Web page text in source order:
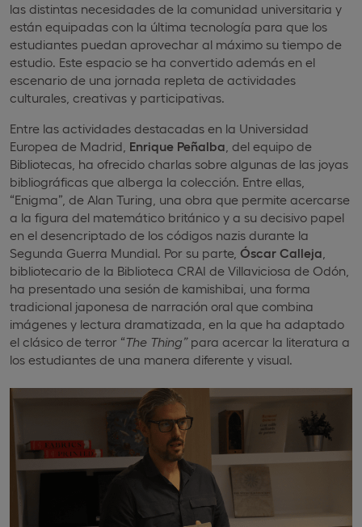
las distintas necesidades de la comunidad universitaria y
están equipadas con la última tecnología para que los
estudiantes puedan aprovechar al máximo su tiempo de
estudio. Este espacio se ha convertido además en el
escenario de una jornada repleta de actividades
culturales, creativas y participativas.
Entre las actividades destacadas en la Universidad
Europea de Madrid, Enrique Peñalba , del equipo de
Bibliotecas, ha ofrecido charlas sobre algunas de las joyas
bibliográficas que alberga la colección. Entre ellas,
“Enigma”, de Alan Turing, una obra que permite acercarse
a la figura del matemático británico y a su decisivo papel
en el desencriptado de los códigos nazis durante la
Segunda Guerra Mundial. Por su parte, Óscar Calleja
bibliotecario de la Biblioteca CRAI de Villaviciosa de Odón,
ha presentado una sesión de kamishibai, una forma
tradicional japonesa de narración oral que combina
imágenes y lectura dramatizada, en la que ha adaptado
el clásico de terror “The Thing”para acercar la literatura a
los estudiantes de una manera diferente y visual.